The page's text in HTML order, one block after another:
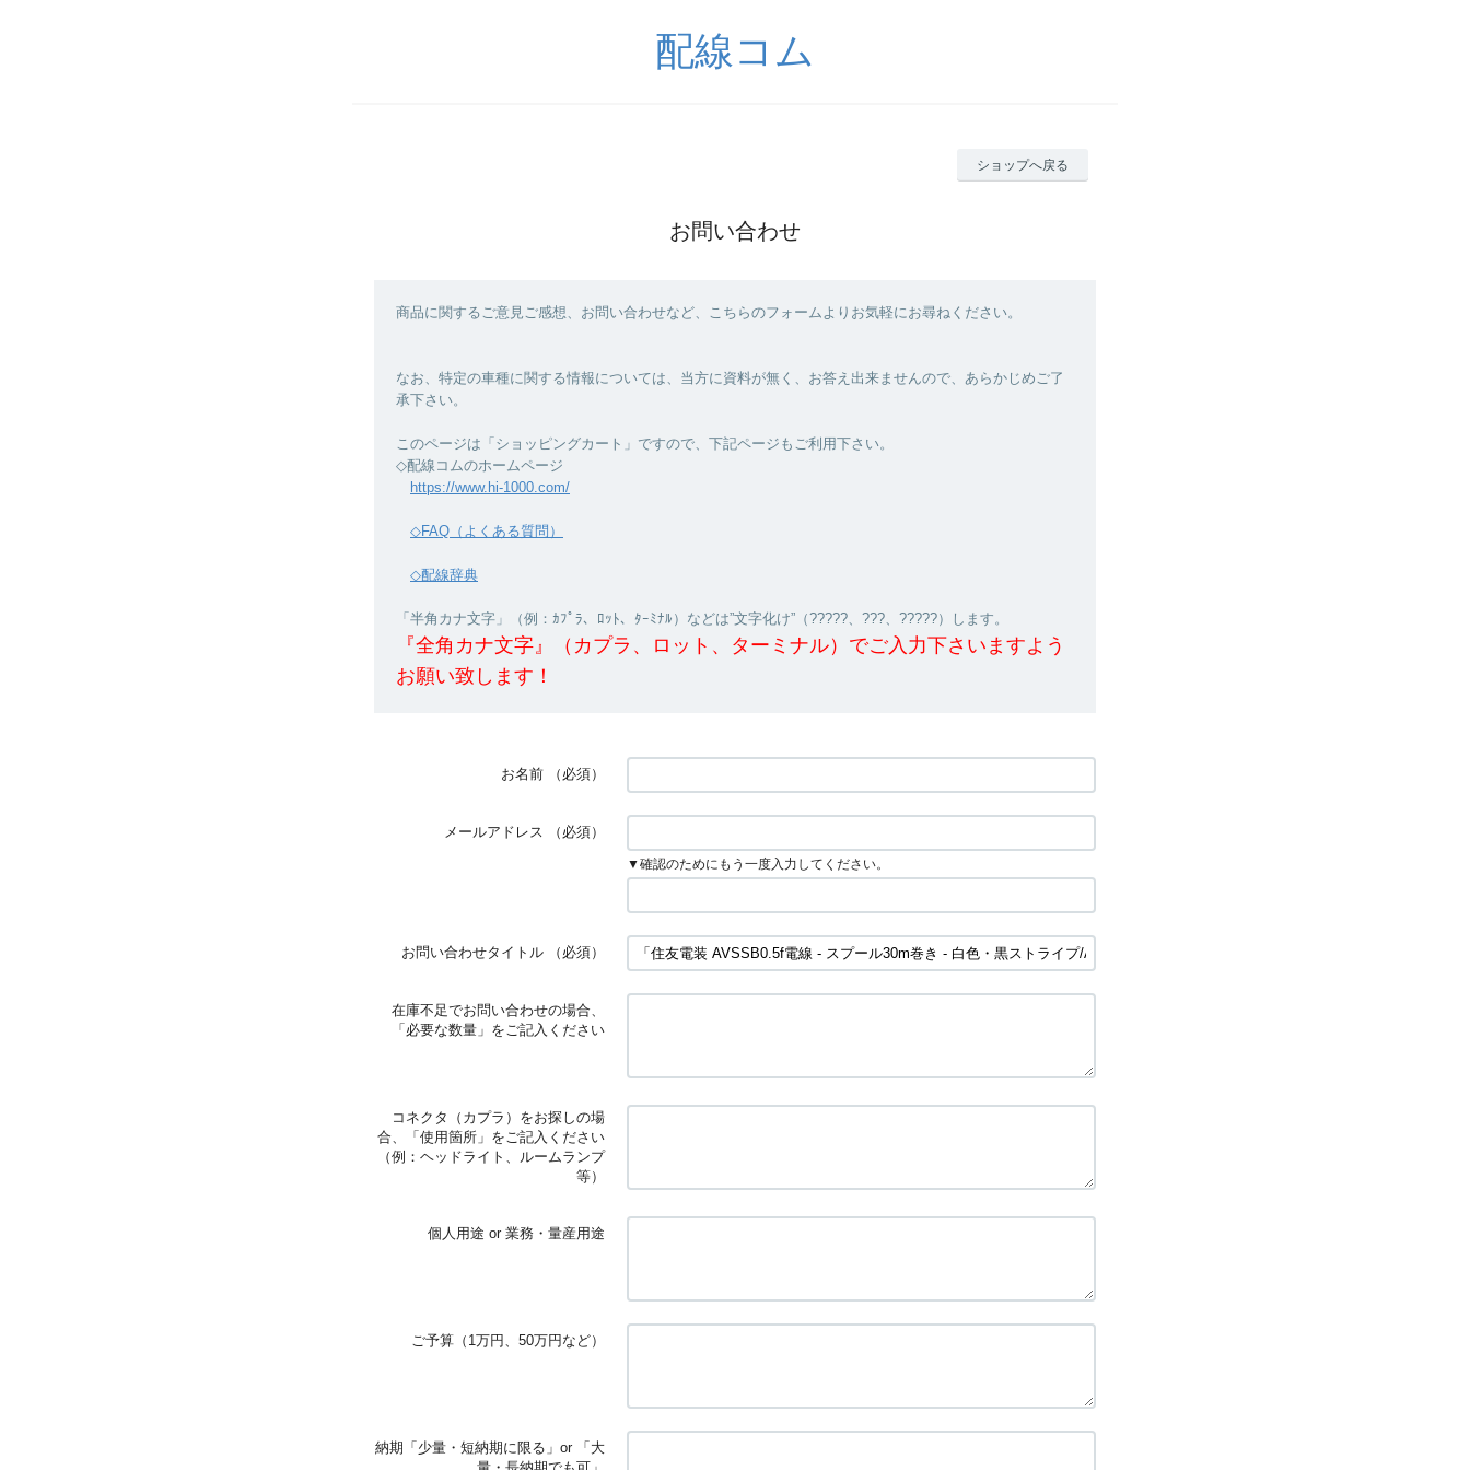
配線コム
ショップへ戻る
お問い合わせ
商品に関するご意見ご感想、お問い合わせなど、こちらのフォームよりお気軽にお尋ねください。
なお、特定の車種に関する情報については、当方に資料が無く、お答え出来ませんので、あらかじめご了
承下さい。
このページは「ショッピングカート」ですので、下記ページもご利用下さい。
◇配線コムのホームページ
https://www.hi-1000.com/
◇FAQ（よくある質問）
◇配線辞典
「半角カナ文字」（例：ｶﾌﾟﾗ、ﾛｯﾄ、ﾀｰﾐﾅﾙ）などは”文字化け”（?????、???、?????）します。
『全角カナ文字』（カプラ、ロット、ターミナル）でご入力下さいますよう
お願い致します！
お名前 （必須）
メールアドレス （必須）
▼確認のためにもう一度入力してください。
お問い合わせタイトル （必須）
在庫不足でお問い合わせの場合、
「必要な数量」をご記入ください
コネクタ（カプラ）をお探しの場
合、「使用箇所」をご記入ください
（例：ヘッドライト、ルームランプ
等）
個人用途 or 業務・量産用途
ご予算（1万円、50万円など）
納期「少量・短納期に限る」or 「大